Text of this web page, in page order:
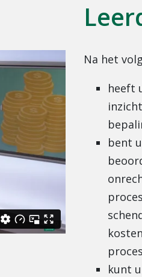
Na het
heeft
bent
kunt